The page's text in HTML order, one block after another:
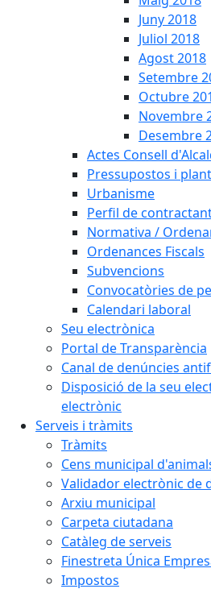
Juny 2018
Juliol 2018
Agost 2018
Setembre
Octubre
Novembre
Desembre
Actes Consell
Pressupostos i
Urbanisme
Perfil de
Normativa /
Ordenances Fiscals
Subvencions
Convocatòries de
Calendari laboral
Seu electrònica
Portal de Transparència
Canal de denúncies
Disposició de la seu
electrònic
Serveis i tràmits
Tràmits
Cens municipal
Validador electrònic de
Arxiu municipal
Carpeta ciutadana
Catàleg de serveis
Finestreta Única
Impostos